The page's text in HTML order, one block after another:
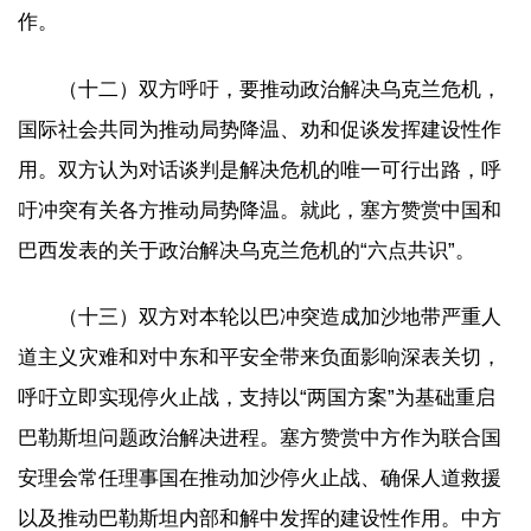
作。
（十二）双方呼吁，要推动政治解决乌克兰危机，
国际社会共同为推动局势降温、劝和促谈发挥建设性作
用。双方认为对话谈判是解决危机的唯一可行出路，呼
吁冲突有关各方推动局势降温。就此，塞方赞赏中国和
巴西发表的关于政治解决乌克兰危机的“六点共识”。
（十三）双方对本轮以巴冲突造成加沙地带严重人
道主义灾难和对中东和平安全带来负面影响深表关切，
呼吁立即实现停火止战，支持以“两国方案”为基础重启
巴勒斯坦问题政治解决进程。塞方赞赏中方作为联合国
安理会常任理事国在推动加沙停火止战、确保人道救援
以及推动巴勒斯坦内部和解中发挥的建设性作用。中方